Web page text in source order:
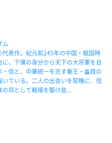
ム
代表作。紀元前245年の中国・戦国時
に、下僕の身分から天下の大将軍を目
・信と、中華統一を志す秦王・嬴政の
いている。二人の出会いを契機に、信
の将として戦場を駆け抜...